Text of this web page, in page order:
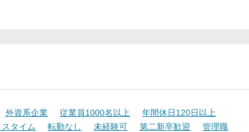
外資系企業 従業員1000名以上
年間休日120日以上
タイム 転勤なし 未経験可 第二新卒歓迎
管理職